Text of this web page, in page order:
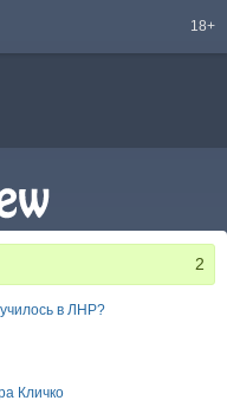
18+
2
в ЛНР?
Кличко